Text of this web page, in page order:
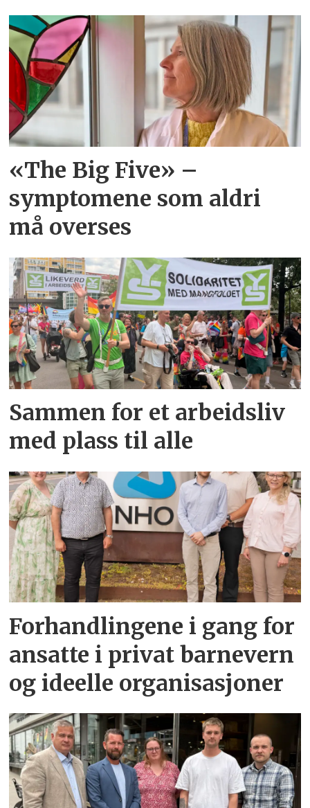
«The Big Five» –
symptomene som aldri
må overses
Sammen for et arbeidsliv
med plass til alle
Forhandlingene i gang for
ansatte i privat barnevern
og ideelle organisasjoner